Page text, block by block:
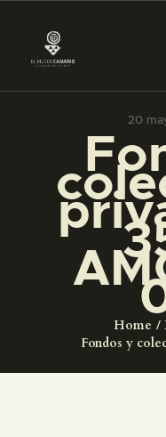
20
Home
Fondos y
█
EL